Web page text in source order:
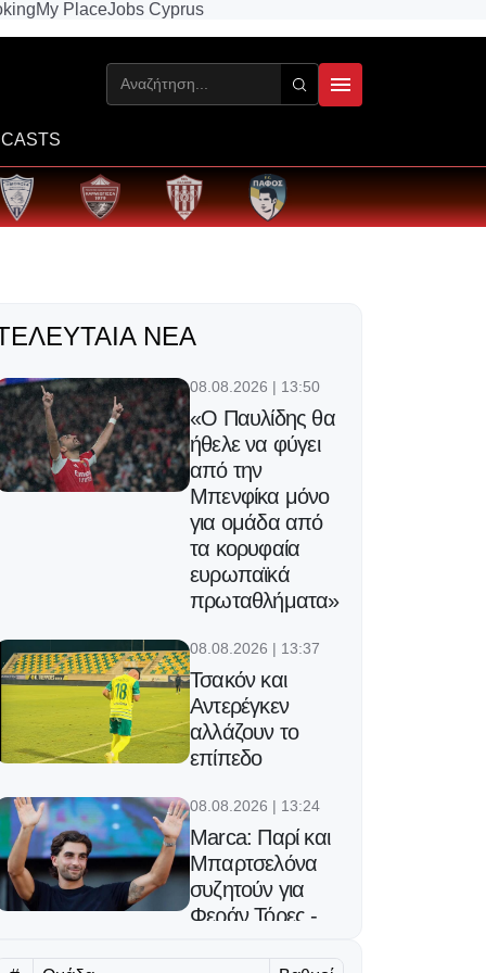
My PlaceJobs Cyprus
ΝΈΑ
08.08.2026 | 13:50
«Ο Παυλίδης θα
ήθελε να φύγει
από την
Μπενφίκα μόνο
για ομάδα από
τα κορυφαία
ευρωπαϊκά
πρωταθλήματα»
08.08.2026 | 13:37
Τσακόν και
Αντερέγκεν
αλλάζουν το
επίπεδο
08.08.2026 | 13:24
Marca: Παρί και
Μπαρτσελόνα
συζητούν για
Φεράν Τόρες -
συμφωνία